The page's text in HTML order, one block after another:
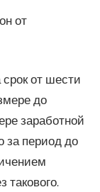
от
от шести
до
заработной
за период до
такового.